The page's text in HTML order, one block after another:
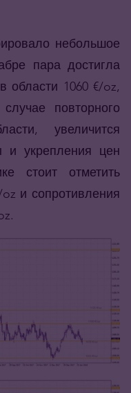
небольшое
пара достигла
области 1060 €/oz,
повторного
увеличится
и укрепления цен
стоит отметить
и сопротивления